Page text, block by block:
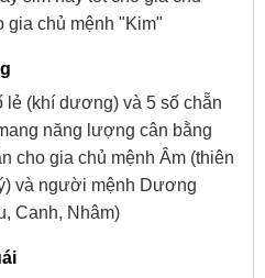
gia chủ mệnh "Kim"
lẻ (khí dương) và 5 số chẵn
năng lượng cân bằng
cho gia chủ mệnh Âm (thiên
và người mệnh Dương
Canh, Nhâm)